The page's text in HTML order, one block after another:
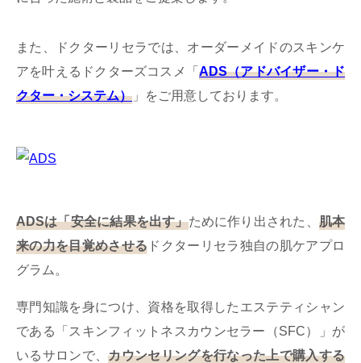
また、ドクターリセラでは、オーダーメイドのスキンケ
アを叶えるドクターズコスメ「ADS（アドバイザー・ド
クター・システム） 」をご用意しております。
ADSは「安全に結果を出す」ために作り出された、 肌本
来の力を目覚めさせる ドクターリセラ独自の肌ケアプロ
グラム。
専門知識を身につけ、資格を取得したエステティシャン
である「スキンフィットネスカウンセラー（SFC）」が
いるサロンで、カウンセリングを行なった上で購入する